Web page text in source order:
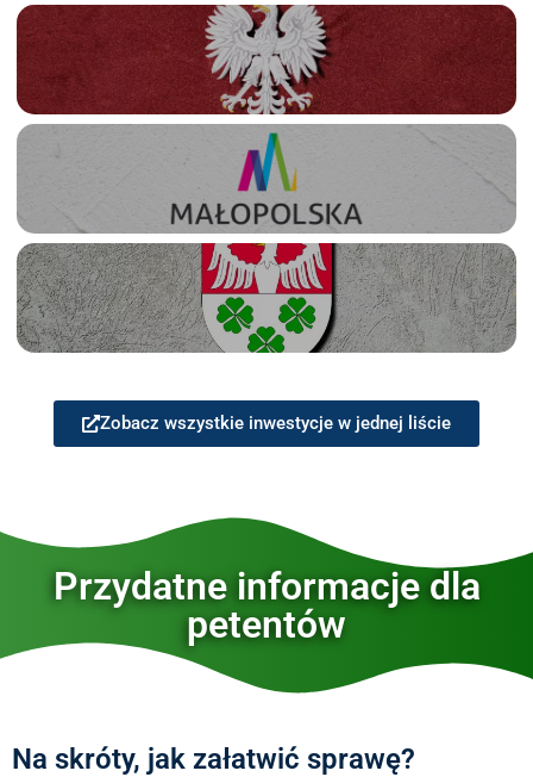
Zobacz wszystkie inwestycje w jednej liście
Przydatne informacje dla
petentów
Na skróty, jak załatwić sprawę?